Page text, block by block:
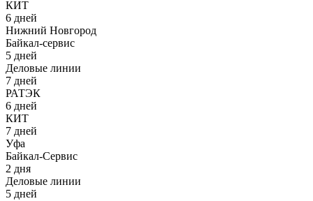
КИТ
6 дней
Нижний Новгород
Байкал-сервис
5 дней
Деловые линии
7 дней
РАТЭК
6 дней
КИТ
7 дней
Уфа
Байкал-Сервис
2 дня
Деловые линии
5 дней